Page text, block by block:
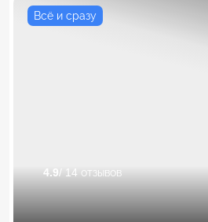
Всё и сразу
4.9 / 14 отзывов